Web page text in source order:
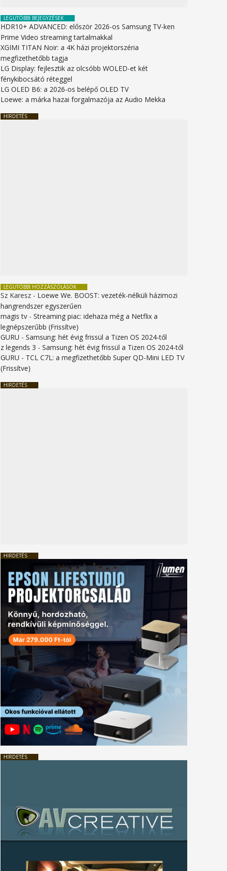
LEGUTÓBBI BEJEGYZÉSEK
HDR10+ ADVANCED: először 2026-os Samsung TV-ken
Prime Video streaming tartalmakkal
XGIMI TITAN Noir: a 4K házi projektorszéria
megfizethetőbb tagja
LG Display: fejlesztik az olcsóbb WOLED-et két
fénykibocsátó réteggel
LG OLED B6: a 2026-os belépő OLED TV
Loewe: a márka hazai forgalmazója az Audio Mekka
HIRDETÉS
LEGUTÓBBI HOZZÁSZÓLÁSOK
Sz Karesz - Loewe We. BOOST: vezeték-nélküli házimozi
hangrendszer egyszerűen
magis tv -Streaming piac: idehaza még a Netflix a
legnépszerűbb (Frissítve)
GURU -Samsung: hét évig frissül a Tizen OS 2024-től
z legends 3 -Samsung: hét évig frissül a Tizen OS 2024-től
GURU - TCL C7L: a megfizethetőbb Super QD-Mini LED TV
(Frissítve)
HIRDETÉS
HIRDETÉS
HIRDETÉS